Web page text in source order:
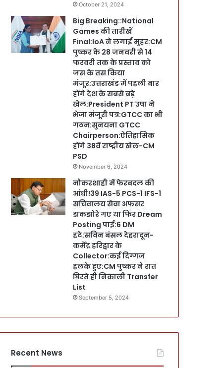
October 21, 2024
Big Breaking::National
Games की तारीखें
Final:IoA ने लगाईं मुहर:CM
पुष्कर के 28 जनवरी से 14
फरवरी तक के प्रस्ताव को
जस के तस किया
मंजूर:उत्तराखंड में पहली बार
होंगे देश के सबसे बड़े
खेल:President PT उषा ने
भेजा मंजूरी पत्र:GTCC का भी
गठन:सुनयना GTCC
Chairperson:ऐतिहासिक
होंगे 38वें राष्ट्रीय खेल-CM
PSD
November 6, 2024
नौकरशाही में फेरबदल की
आंधी!39 IAS-5 PCS-1 IFS-1
सचिवालय सेवा अफसर
झकझोरे गए या फिर Dream
Posting पाई:6 DM
हटे:सविन बंसल देहरादून-
कर्मेंद्र हरिद्वार के
Collector:कई दिग्गज
हलके हुए:CM पुष्कर ने रात
घिरते ही निकाली Transfer
List
September 5, 2024
Recent News